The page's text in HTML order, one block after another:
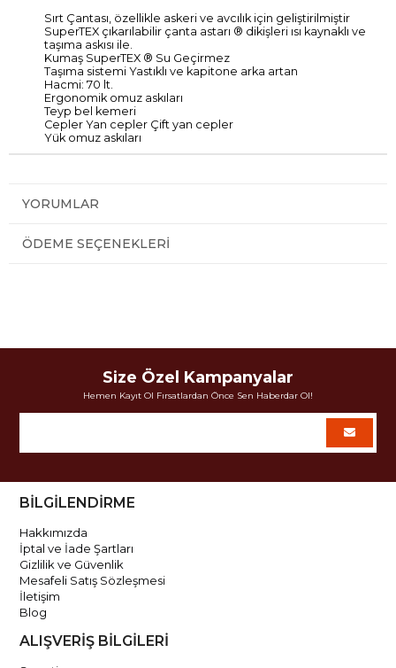
Sırt Çantası, özellikle askeri ve avcılık için geliştirilmiştir
SuperTEX çıkarılabilir çanta astarı ® dikişleri ısı kaynaklı ve
taşıma askısı ile.
Kumaş SuperTEX ® Su Geçirmez
Taşıma sistemi Yastıklı ve kapitone arka artan
Hacmi: 70 lt.
Ergonomik omuz askıları
Teyp bel kemeri
Cepler Yan cepler Çift yan cepler
Yük omuz askıları
YORUMLAR
ÖDEME SEÇENEKLERI
Size Özel Kampanyalar
Hemen Kayıt Ol Fırsatlardan Önce Sen Haberdar Ol!
BİLGİLENDİRME
Hakkımızda
İptal ve İade Şartları
Gizlilik ve Güvenlik
Mesafeli Satış Sözleşmesi
İletişim
Blog
ALIŞVERİŞ BİLGİLERİ